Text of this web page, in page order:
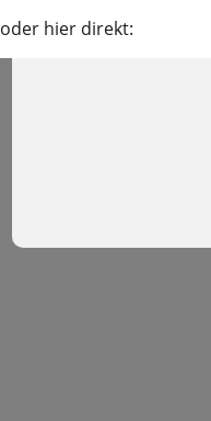
oder hier direkt: